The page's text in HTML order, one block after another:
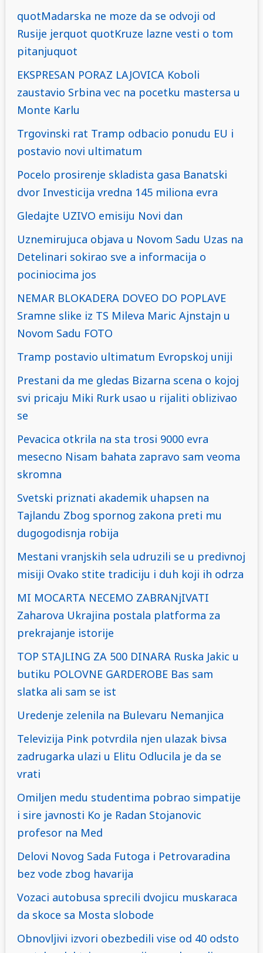
quotMadarska ne moze da se odvoji od
Rusije jerquot quotKruze lazne vesti o tom
pitanjuquot
EKSPRESAN PORAZ LAJOVICA Koboli
zaustavio Srbina vec na pocetku mastersa u
Monte Karlu
Trgovinski rat Tramp odbacio ponudu EU i
postavio novi ultimatum
Pocelo prosirenje skladista gasa Banatski
dvor Investicija vredna 145 miliona evra
Gledajte UZIVO emisiju Novi dan
Uznemirujuca objava u Novom Sadu Uzas na
Detelinari sokirao sve a informacija o
pociniocima jos
NEMAR BLOKADERA DOVEO DO POPLAVE
Sramne slike iz TS Mileva Maric Ajnstajn u
Novom Sadu FOTO
Tramp postavio ultimatum Evropskoj uniji
Prestani da me gledas Bizarna scena o kojoj
svi pricaju Miki Rurk usao u rijaliti oblizivao
se
Pevacica otkrila na sta trosi 9000 evra
mesecno Nisam bahata zapravo sam veoma
skromna
Svetski priznati akademik uhapsen na
Tajlandu Zbog spornog zakona preti mu
dugogodisnja robija
Mestani vranjskih sela udruzili se u predivnoj
misiji Ovako stite tradiciju i duh koji ih odrza
MI MOCARTA NECEMO ZABRANjIVATI
Zaharova Ukrajina postala platforma za
prekrajanje istorije
TOP STAJLING ZA 500 DINARA Ruska Jakic u
butiku POLOVNE GARDEROBE Bas sam
slatka ali sam se ist
Uredenje zelenila na Bulevaru Nemanjica
Televizija Pink potvrdila njen ulazak bivsa
zadrugarka ulazi u Elitu Odlucila je da se
vrati
Omiljen medu studentima pobrao simpatije
i sire javnosti Ko je Radan Stojanovic
profesor na Med
Delovi Novog Sada Futoga i Petrovaradina
bez vode zbog havarija
Vozaci autobusa sprecili dvojicu muskaraca
da skoce sa Mosta slobode
Obnovljivi izvori obezbedili vise od 40 odsto